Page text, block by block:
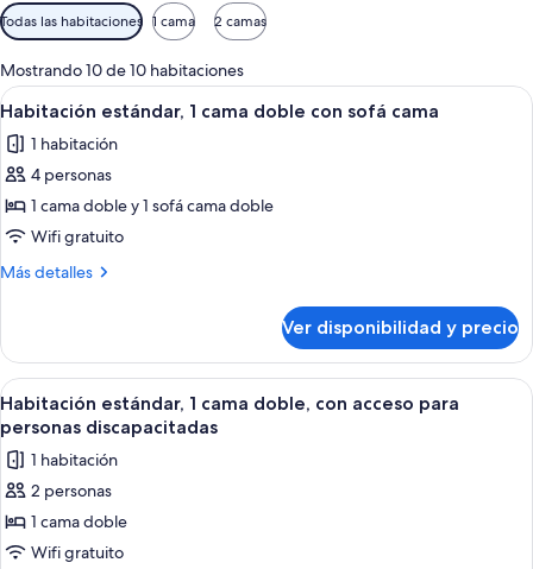
Filtros
disponibles
para
las
habitaciones
Todas las habitaciones 1 cama 2 camas
Mostrando 10 de 10 habitaciones
Ver
todas
las
fotos
de
Habitación
estándar,
doble
con
sofá
cama
Una cama bien hecha con sábanas
6
Habitación estándar, 1 cama doble con sofá cama
1 habitación
4 personas
1 cama doble y 1 sofá cama doble
Wifi gratuito
Más detalles
Más
estándar,
cama
doble
con
sofá
cama
Ver disponibilidad y precio
Ver
todas
las
fotos
de
Habitación
estándar,
Una cama bien hecha con sábanas
8
Habitación estándar, 1 cama doble, con acceso para
personas discapacitadas
1 habitación
2 personas
1 cama doble
Wifi gratuito